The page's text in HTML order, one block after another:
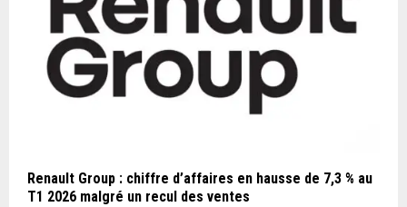
Renault Group : chiffre d’affaires en hausse de 7,3 % au
T1 2026 malgré un recul des ventes